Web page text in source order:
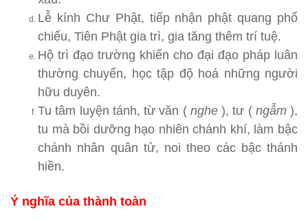
Lễ kính Chư Phật, tiếp nhận phật quang phổ
chiếu, Tiên Phật gia trì, gia tăng thêm trí tuệ.
Hộ trì đạo trường khiến cho đại đạo pháp luân
thường chuyển, học tập độ hoá những người
hữu duyên.
Tu tâm luyện tánh, từ văn ( nghe ), tư ( ngẫm ),
tu mà bồi dưỡng hạo nhiên chánh khí, làm bậc
chánh nhân quân tử, noi theo các bậc thánh
hiền.
Ý nghĩa của thành toàn